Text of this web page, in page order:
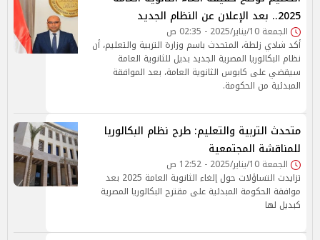
2025.. بعد الإعلان عن النظام الجديد
الجمعة 10/يناير/2025 - 02:35 ص
أكد شادي زلطة، المتحدث باسم وزارة التربية والتعليم، أن
نظام البكالوريا المصرية الجديد بديل للثانوية العامة
سيقضي على كابوس الثانوية العامة، بعد الموافقة
المبدئية من الحكومة.
متحدث التربية والتعليم: طرح نظام البكالوريا
للمناقشة المجتمعية
الجمعة 10/يناير/2025 - 12:52 ص
تزايدت التساؤلات حول إلغاء الثانوية العامة 2025 بعد
موافقة الحكومة المبدئية على مقترح البكالوريا المصرية
كبديل لها